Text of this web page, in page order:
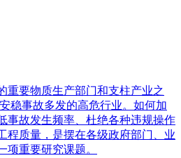
重要物质生产部门和支柱产业之
稳事故多发的高危行业。如何加
事故发生频率、杜绝各种违规操作
程质量，是摆在各级政府部门、业
项重要研究课题。